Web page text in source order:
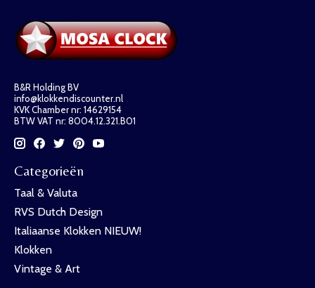
B&R Holding BV
info@klokkendiscounter.nl
KVK Chamber nr: 14629154
BTW VAT nr: 8004.12.321.B01
Categorieën
Taal & Valuta
RVS Dutch Design
Italiaanse Klokken NIEUW!
Klokken
Vintage & Art